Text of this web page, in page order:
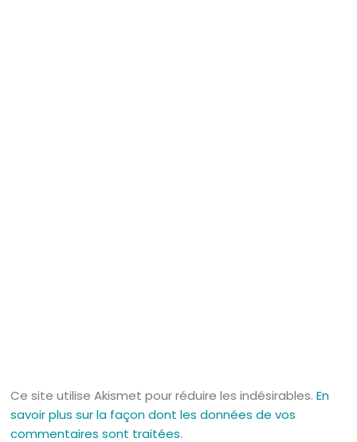
Ce site utilise Akismet pour réduire les indésirables.En
savoir plus sur la façon dont les données de vos
commentaires sont traitées.